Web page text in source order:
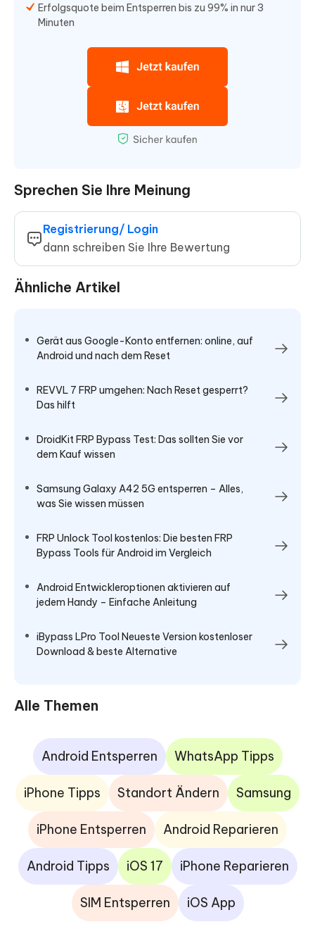
Erfolgsquote beim Entsperren bis zu 99% in nur 3
Minuten
Sprechen Sie Ihre Meinung
Registrierung/ Login
dann schreiben Sie Ihre Bewertung
Ähnliche Artikel
Gerät aus Google-Konto entfernen: online, auf
Android und nach dem Reset
REVVL 7 FRP umgehen: Nach Reset gesperrt?
Das hilft
DroidKit FRP Bypass Test: Das sollten Sie vor
dem Kauf wissen
Samsung Galaxy A42 5G entsperren – Alles,
was Sie wissen müssen
FRP Unlock Tool kostenlos: Die besten FRP
Bypass Tools für Android im Vergleich
Android Entwickleroptionen aktivieren auf
jedem Handy – Einfache Anleitung
iBypass LPro Tool Neueste Version kostenloser
Download & beste Alternative
Alle Themen
Android Entsperren WhatsApp Tipps
iPhone Tipps Standort Ändern Samsung
iPhone Entsperren Android Reparieren
Android Tipps iOS 17 iPhone Reparieren
SIM Entsperren iOS App